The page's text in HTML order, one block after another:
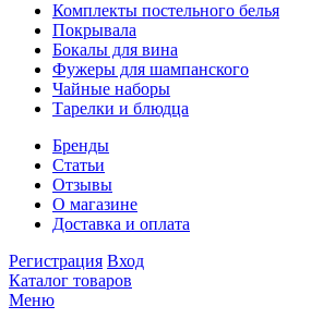
Комплекты постельного белья
Покрывала
Бокалы для вина
Фужеры для шампанского
Чайные наборы
Тарелки и блюдца
Бренды
Статьи
Отзывы
О магазине
Доставка и оплата
Регистрация Вход
Каталог товаров
Меню